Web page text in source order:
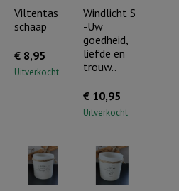
aantal
aantal
Viltentas
schaap
€ 8,95
Uitverkocht
Windlicht S
-Uw
goedheid,
liefde en
trouw..
€ 10,95
Uitverkocht